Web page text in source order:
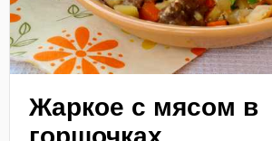
Жаркое с мясом в